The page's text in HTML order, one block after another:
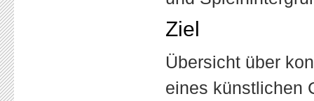
Ziel
Übersicht über
eines künstlichen